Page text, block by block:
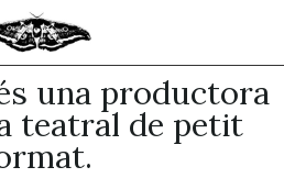
una productora
teatral de petit